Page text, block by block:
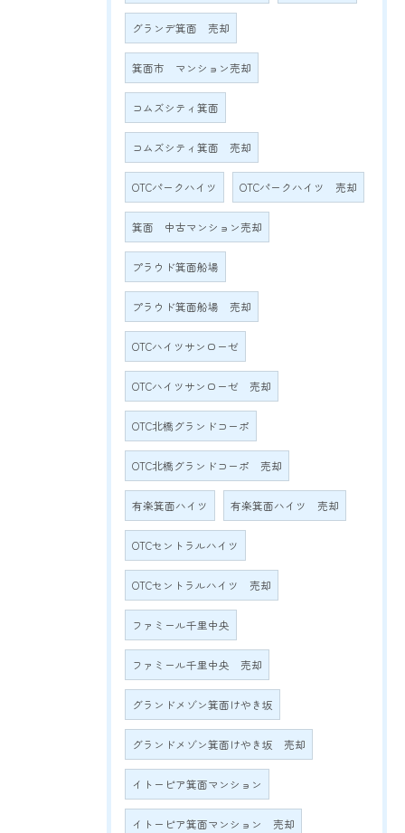
グランデ箕面 売却
箕面市 マンション売却
コムズシティ箕面
コムズシティ箕面 売却
OTCパークハイツ OTCパークハイツ 売却
箕面 中古マンション売却
プラウド箕面船場
プラウド箕面船場 売却
OTCハイツサンローゼ
OTCハイツサンローゼ 売却
OTC北橋グランドコーポ
OTC北橋グランドコーポ 売却
有楽箕面ハイツ 有楽箕面ハイツ 売却
OTCセントラルハイツ
OTCセントラルハイツ 売却
ファミール千里中央
ファミール千里中央 売却
グランドメゾン箕面けやき坂
グランドメゾン箕面けやき坂 売却
イトーピア箕面マンション
イトーピア箕面マンション 売却